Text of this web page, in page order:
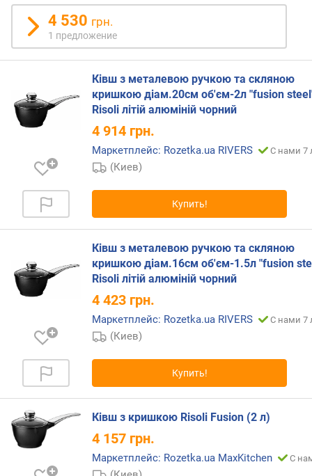
о
р
о
г
к
д
е
в
п
т
ы
а
м
о
д
а
т
е
4 530 грн.
1 предложение
Ківш з металевою ручкою та скляною
кришкою діам.20см об'єм-2л "fusion
Risoli літій алюміній чорний
4 914 грн.
Маркетплейс: Rozetka.ua RIVERS С нами 7
(Киев)
Купить!
Ківш з металевою ручкою та скляною
кришкою діам.16см об'єм-1.5л "fusion
Risoli літій алюміній чорний
4 423 грн.
Маркетплейс: Rozetka.ua RIVERS С нами 7
(Киев)
Купить!
Ківш з кришкою Risoli Fusion (2 л)
4 157 грн.
Маркетплейс: Rozetka.ua MaxKitchen С